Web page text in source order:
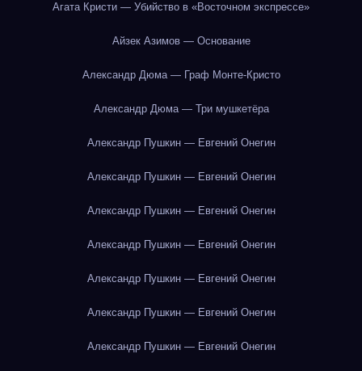
Агата Кристи — Убийство в «Восточном экспрессе»
Айзек Азимов — Основание
Александр Дюма — Граф Монте-Кристо
Александр Дюма — Три мушкетёра
Александр Пушкин — Евгений Онегин
Александр Пушкин — Евгений Онегин
Александр Пушкин — Евгений Онегин
Александр Пушкин — Евгений Онегин
Александр Пушкин — Евгений Онегин
Александр Пушкин — Евгений Онегин
Александр Пушкин — Евгений Онегин